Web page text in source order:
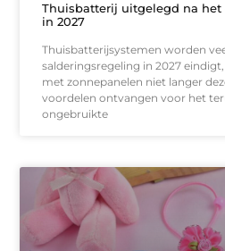
Thuisbatterij uitgelegd na het
in 2027
Thuisbatterijsystemen worden
salderingsregeling in 2027
met zonnepanelen niet langer
voordelen ontvangen voor het
ongebruikte